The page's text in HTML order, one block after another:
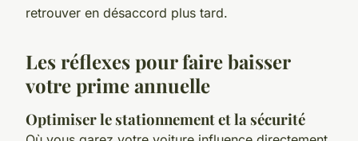
retrouver en désaccord plus tard.
Les réflexes pour faire baisser
votre prime annuelle
Optimiser le stationnement et la sécurité